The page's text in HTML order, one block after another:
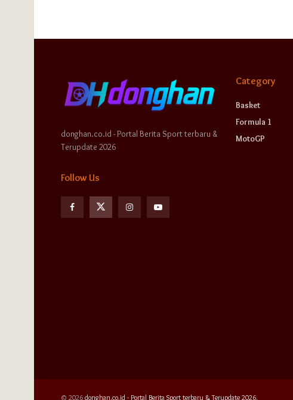
donghan.co.id - Portal Berita Sport terbaru &
Terupdate 2026
Follow Us
Category
Basket
Formula 1
MotoGP
© 2026 donghan.co.id - Portal Berita Sport terbaru & Terupdate 2026.